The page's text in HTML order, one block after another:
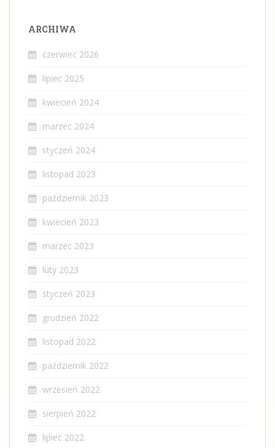
ARCHIWA
czerwiec 2026
lipiec 2025
kwiecień 2024
marzec 2024
styczeń 2024
listopad 2023
październik 2023
kwiecień 2023
marzec 2023
luty 2023
styczeń 2023
grudzień 2022
listopad 2022
październik 2022
wrzesień 2022
sierpień 2022
lipiec 2022